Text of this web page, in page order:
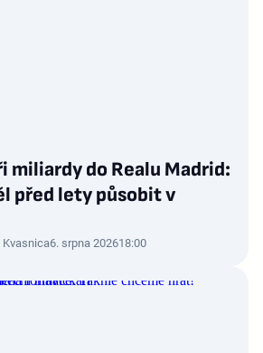
miliardy do Realu Madrid:
před lety působit v
6. srpna 202618:00